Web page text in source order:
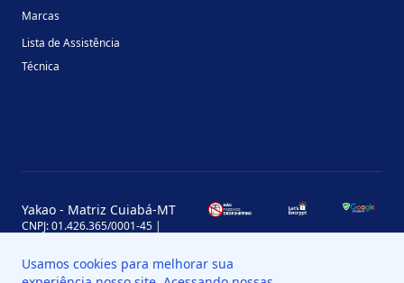
Marcas
Lista de Assistência
Técnica
Yakao - Matriz Cuiabá-MT
CNPJ: 01.426.365/0001-45 |
Leblon, MT, Brasil, CEP 78060-000
Usamos cookies para melhorar sua